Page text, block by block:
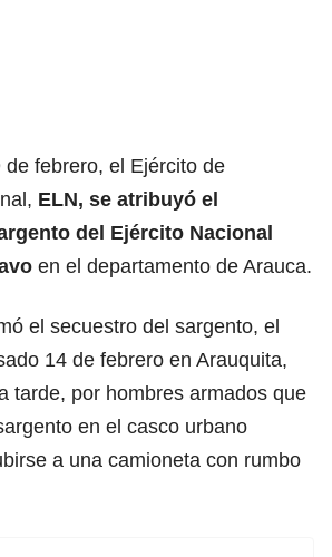
de febrero, el Ejército de
ELN, se atribuyó el
del Ejército Nacional
en el departamento de Arauca.
el secuestro del sargento, el
14 de febrero en Arauquita,
tarde, por hombres armados que
en el casco urbano
a una camioneta con rumbo